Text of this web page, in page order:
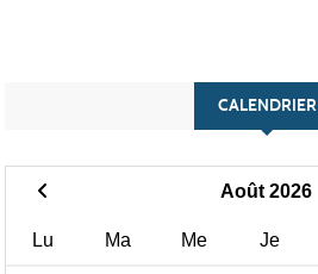
CALENDRIER
Août 2026
Lu Ma Me Je